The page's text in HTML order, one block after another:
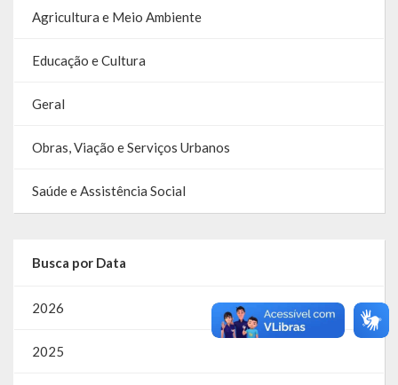
Agricultura e Meio Ambiente
Educação e Cultura
Geral
Obras, Viação e Serviços Urbanos
Saúde e Assistência Social
Busca por Data
2026
2025